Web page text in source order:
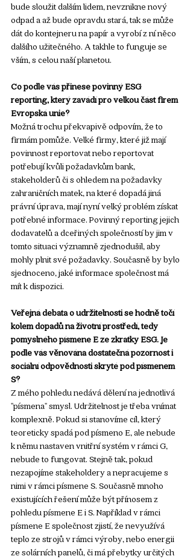
bude sloužit dalším lidem, nevznikne nový
odpad a až bude opravdu stará, tak se může
dát do kontejneru na papír a vyrobí z ní něco
dalšího užitečného. A takhle to funguje se
vším, s celou naší planetou.
Co podle vás přinese povinný ESG
reporting, který zavádí pro velkou část firem
Evropská unie?
Možná trochu překvapivě odpovím, že to
firmám pomůže. Velké firmy, které již mají
povinnost reportovat nebo reportovat
potřebují kvůli požadavkům bank,
stakeholderů či s ohledem na požadavky
zahraničních matek, na které dopadá jiná
právní úprava, mají nyní velký problém získat
potřebné informace. Povinný reporting jejich
dodavatelů a dceřiných společností by jim v
tomto situaci významně zjednodušil, aby
mohly plnit své požadavky. Současně by bylo
sjednoceno, jaké informace společnost má
mít k dispozici.
Veřejná debata o udržitelnosti se hodně točí
kolem dopadů na životní prostředí, tedy
pomyslného písmene E ze zkratky ESG. Je
podle vás věnována dostatečná pozornost i
sociální odpovědnosti skryté pod písmenem
S?
Z mého pohledu nedává dělení na jednotlivá
"písmena" smysl. Udržitelnost je třeba vnímat
komplexně. Pokud si stanovíme cíl, který
teoreticky spadá pod písmeno E, ale nebude
k němu nastaven vnitřní systém v rámci G,
nebude to fungovat. Stejně tak, pokud
nezapojíme stakeholdery a nepracujeme s
nimi v rámci písmene S. Současně mnoho
existujících řešení může být přínosem z
pohledu písmene E i S. Například v rámci
písmene E společnost zjistí, že nevyužívá
teplo ze strojů v rámci výroby, nebo energii
ze solárních panelů, či má přebytky určitých